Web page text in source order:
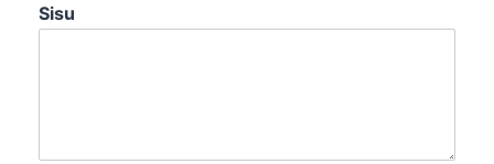
Sisu